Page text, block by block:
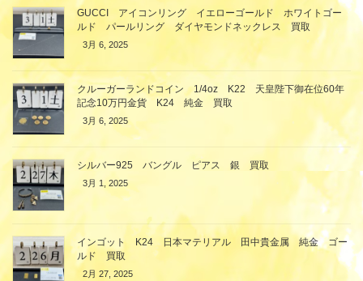
GUCCI アイコンリング イエローゴールド ホワイトゴー
ルド パールリング ダイヤモンドネックレス 買取
3月 6, 2025
クルーガーランドコイン 1/4oz K22 天皇陛下御在位60年
記念10万円金貨 K24 純金 買取
3月 6, 2025
シルバー925 バングル ピアス 銀 買取
3月 1, 2025
インゴット K24 日本マテリアル 田中貴金属 純金 ゴー
ルド 買取
2月 27, 2025